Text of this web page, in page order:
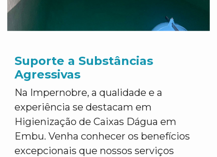
Suporte a Substâncias
Agressivas
Na Impernobre, a qualidade e a
experiência se destacam em
Higienização de Caixas Dágua em
Embu. Venha conhecer os benefícios
excepcionais que nossos serviços